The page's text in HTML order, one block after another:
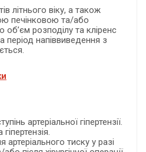
літнього віку, а також
печінковою та/або
розподілу та кліренс
період напіввиведення з
артеріальної гіпертензії.
тиску у разі